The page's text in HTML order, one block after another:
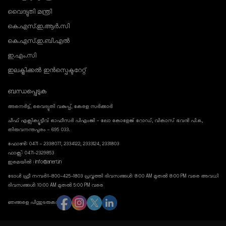
വൈദ്യുതി മന്ത്രി
കെ.എസ്.ഇ.ആർ.സി
കെ.എസ്.ഇ.ബി.എൽ
ഇ.എം.സി
ഇലക്ട്രിക്കൽ ഇൻസ്പെക്ടറേറ്റ്
ബന്ധപ്പെടുക
അനെർട്ട്, വൈദ്യുതി വകുപ്പ്, കേരള സർക്കാർ
ചീഫ് എക്സിക്യൂട്ടീവ് ഓഫീസർ പിഎംജി - ലോ കോളേജ് റോഡ്, വികാസ് ഭവൻ പി.ഒ.,
തിരുവനന്തപുരം - 695 033.
ഫോൺ: 0471 - 2338077, 2334122, 2333124, 2331803
ഫാക്സ്: 0471-2329853
ഇമെയിൽ : info@anert.in
ടോൾ ഫ്രീ നമ്പർ:1-800-425-1803 പ്രവൃത്തി ദിവസങ്ങൾ: 8:00 AM മുതൽ 8:00 PM വരെ അവധി
ദിവസങ്ങൾ: 10:00 AM മുതൽ 5:00 PM വരെ
ഞങ്ങളെ പിന്തുടരുക: